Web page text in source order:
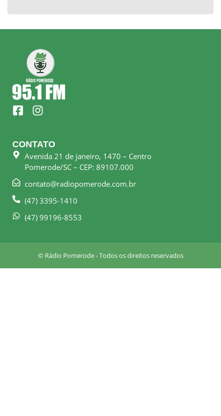
F
a
e
b
o
k
s
q
a
I
n
t
a
g
r
a
m
CONTATO
Avenida 21 de janeiro, 1470 – Centro
Pomerode/SC – CEP: 89107.000
contato@radiopomerode.com.br
(47) 3395-1410
(47) 99196-8553
© Rádio Pomerode - Todos os direitos reservados